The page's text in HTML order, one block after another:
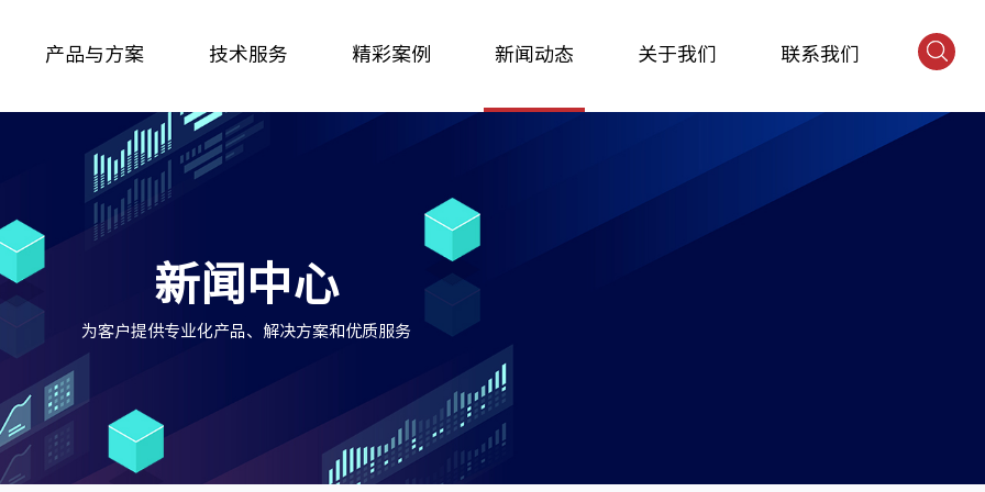
产品与方案 技术服务 精彩案例 新闻动态 关于我们 联系我们
新闻中心
为客户提供专业化产品、解决方案和优质服务